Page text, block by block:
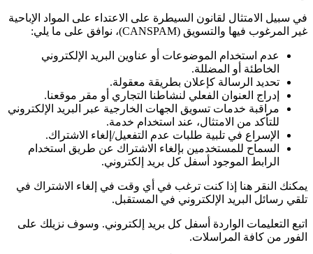
في سبيل الامتثال لقانون السيطرة على الاعتداء على المواد الإباحية
غير المرغوب فيها والتسويق (CANSPAM)، نوافق على ما يلي:
عدم استخدام الموضوعات أو عناوين البريد الإلكتروني
الخاطئة أو المضللة.
تحديد الرسالة كإعلان بطريقة معقولة.
إدراج العنوان الفعلي لنشاطنا التجاري أو مقر موقعنا.
مراقبة خدمات تسويق الجهات الخارجية عبر البريد الإلكتروني
للتأكد من الامتثال، عند استخدام خدمة.
الإسراع في تلبية طلبات عدم التفعيل/إلغاء الاشتراك.
السماح للمستخدمين بإلغاء الاشتراك عن طريق استخدام
الرابط الموجود أسفل كل بريد إلكتروني.
يمكنك النقر هنا إذا كنت ترغب في أي وقت في إلغاء الاشتراك في
تلقي رسائل البريد الإلكتروني في المستقبل.
اتبع التعليمات الواردة أسفل كل بريد إلكتروني. وسوف نزيلك على
الفور من كافة المراسلات.